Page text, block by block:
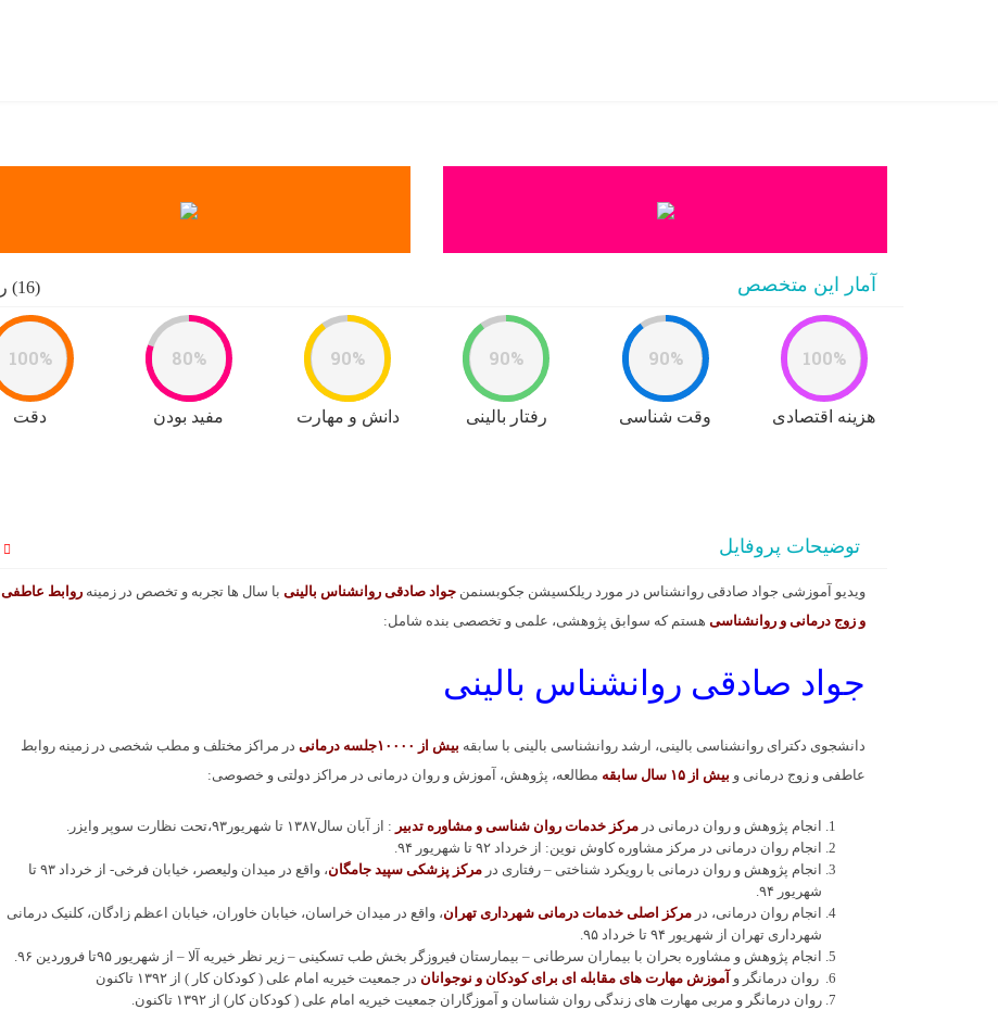
آمار این متخصص (16) رای
100%
دقت
80%
مفید بودن
90%
دانش و مهارت
90%
رفتار بالینی
90%
وقت شناسی
100%
هزینه اقتصادی
توضیحات پروفایل
ویدیو آموزشی جواد صادقی روانشناس در مورد ریلکسیشن جکوبسنمن جواد صادقی روانشناس بالینی با سال ها تجربه و تخصص در زمینه روابط عاطفی
و زوج درمانی و روانشناسی هستم که سوابق پژوهشی، علمی و تخصصی بنده شامل:
جواد صادقی روانشناس بالینی
دانشجوی دکترای روانشناسی بالینی، ارشد روانشناسی بالینی با سابقه بیش از ۱۰۰۰۰جلسه درمانی
در مراکز مختلف و مطب شخصی در زمینه روابط
عاطفی و زوج درمانی و بیش از ۱۵ سال سابقه مطالعه، پژوهش، آموزش و روان درمانی در مراکز دولتی و خصوصی:
انجام پژوهش و روان درمانی در مرکز خدمات روان شناسی و مشاوره تدبیر : از آبان سال١٣٨٧ تا شهریور٩٣،تحت نظارت سوپر وایزر.
انجام روان درمانی در مرکز مشاوره کاوش نوین: از خرداد ٩٢ تا شهریور ٩۴.
انجام پژوهش و روان درمانی با رویکرد شناختی – رفتاری در مرکز پزشکی سپید جامگان
، واقع در میدان ولیعصر، خیابان فرخی- از خرداد ٩٣ تا
شهریور ٩۴.
انجام روان درمانی، در مرکز اصلی خدمات درمانی شهرداری تهران، واقع در میدان خراسان، خیابان خاوران، خیابان اعظم زادگان، کلنیک درمانی
شهرداری تهران از شهریور ٩۴ تا خرداد ٩۵.
انجام پژوهش و مشاوره بحران با بیماران سرطانی – بیمارستان فیروزگر بخش طب تسکینی – زیر نظر خیریه آلا – از شهریور ٩۵تا فروردین ٩۶.
روان درمانگر و آموزش مهارت های مقابله ای برای کودکان و نوجوانان در جمعیت خیریه امام علی ( کودکان کار ) از ١٣٩٢ تاکنون
روان درمانگر و مربی مهارت های زندگی روان شناسان و آموزگاران جمعیت خیریه امام علی ( کودکان کار) از ١٣٩٢ تاکنون.